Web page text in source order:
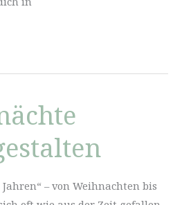
– von Weihnachten bis